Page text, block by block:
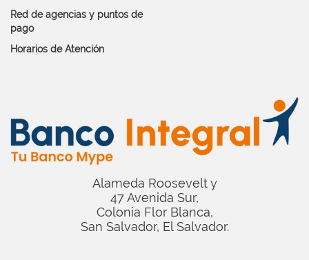
Red de agencias y puntos de
pago
Horarios de Atención
Alameda Roosevelt y
47 Avenida Sur,
Colonia Flor Blanca,
San Salvador, El Salvador.